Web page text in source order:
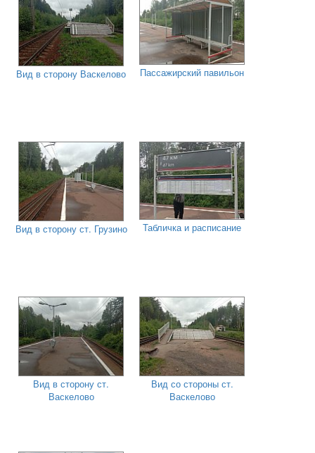
Вид в сторону Васкелово Пассажирский павильон
Вид в сторону ст. Грузино Табличка и расписание
Вид в сторону ст.
Васкелово
Вид со стороны ст.
Васкелово